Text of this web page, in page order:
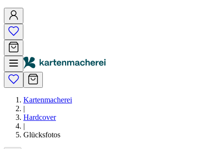
Kartenmacherei
|
Hardcover
|
Glücksfotos